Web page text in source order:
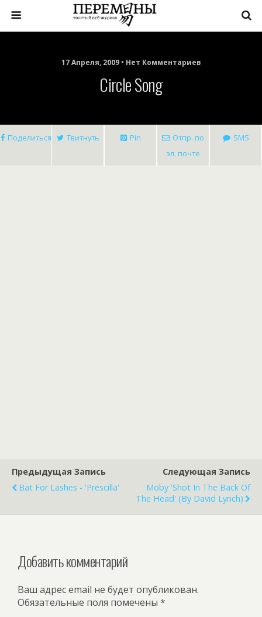
17 Апреля, 2009 • Нет Комментариев
Circle Song
Поделиться Твитнуть Pin
Отпр. по
эл. почте
SMS
Предыдущая Запись
Bat For Lashes - 'Prescilla'
Следующая Запись
Moby 'Shot In The Back Of
The Head' (by David Lynch)
Добавить комментарий
Ваш адрес email не будет опубликован.
Обязательные поля помечены *